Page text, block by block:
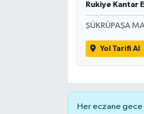
Rukiye Kantar
ŞÜKRÜPAŞA
Yol Tarifi Al
Her eczane gece